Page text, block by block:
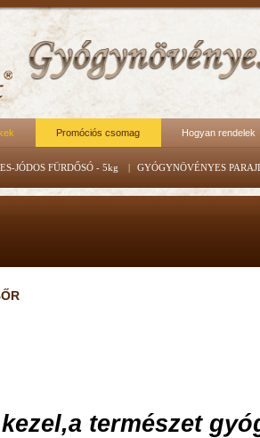
Promóciós csomag Hogyan rendelek
JÓDOS FÜRDŐSÓ - 5kg | GYÓGYNÖVÉNYES
természet